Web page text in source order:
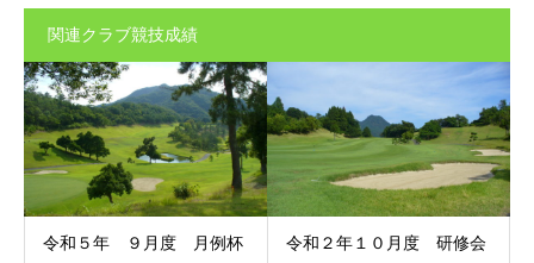
関連クラブ競技成績
令和５年 ９月度 月例杯
令和２年１０月度 研修会